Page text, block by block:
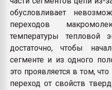
обусловливает
переходов
температуры тепловой
достаточно, чтобы
сегменте и из одного
это проявляется в том,
переход от свойств